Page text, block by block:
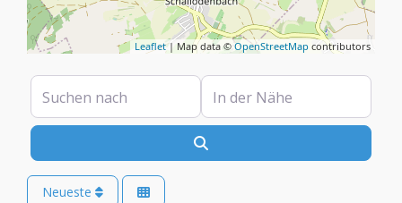
Leaflet| Map data © OpenStreetMap contributors
Suchen nach In der Nähe
Neueste